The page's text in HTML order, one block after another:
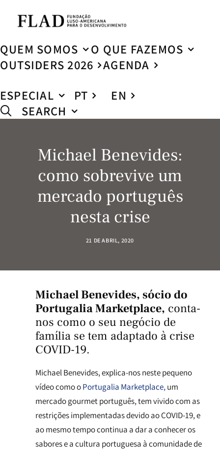
QUEM SOMOS
O QUE FAZEMOS
OUTSIDERS 2026
AGENDA
ESPECIAL
PT
EN
SEARCH
Michael Benevides:
como sobrevive um
mercado português
nesta crise
21 DE ABRIL, 2020
Michael Benevides, sócio do
Portugalia Marketplace, conta-
nos como o seu negócio de
família se tem adaptado à crise
COVID-19.
Michael Benevides, explica-nos neste pequeno
vídeo como oPortugalia Marketplace,um
mercado gourmet português, tem vivido com as
restrições implementadas devido ao COVID-19, e
ao mesmo tempo continua a dar a conhecer os
sabores e a cultura portuguesa à comunidade de